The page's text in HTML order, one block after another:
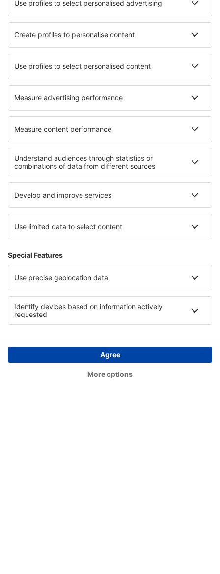
Gaziantep Oguzeli (GZT)
Ordu-Giresun Airport (OGU)
Flughafen Rize-Artvin (RZV)
Istanbul
Sanliurfa Airport (GNY)
Siirt Airport (SXZ)
Sirnak Airport (NKT)
Sivas Nuri Demirag (VAS)
Tekirdag Corlu Airport (TEQ)
Trabzon Airport (TZX)
Uşak Airport (USQ)
Bursa Yenisehir (YEI)
Kütahya Zafer (KZR)
Zonguldak Airport (ONQ)